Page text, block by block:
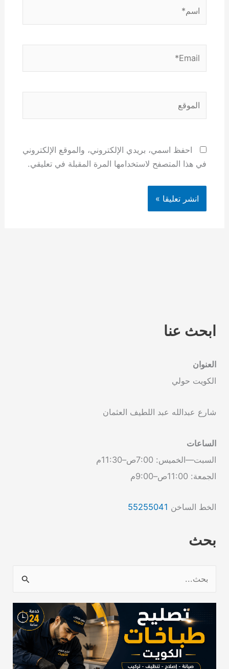
احفظ اسمي، بريدي الإلكتروني، والموقع الإلكتروني
في هذا المتصفح لاستخدامها المرة المقبلة في تعليقي.
ابحث عنا
العنوان
الكويت حولي
شارع عبدالله عبد اللطيف العثمان
الساعات
السبت—الخميس: 7:00ص–11:30م
الجمعة: 11:00ص–9:00م
الخط الساخن 55255041
بحث